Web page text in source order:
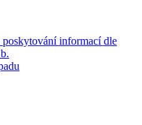
poskytování informací dle